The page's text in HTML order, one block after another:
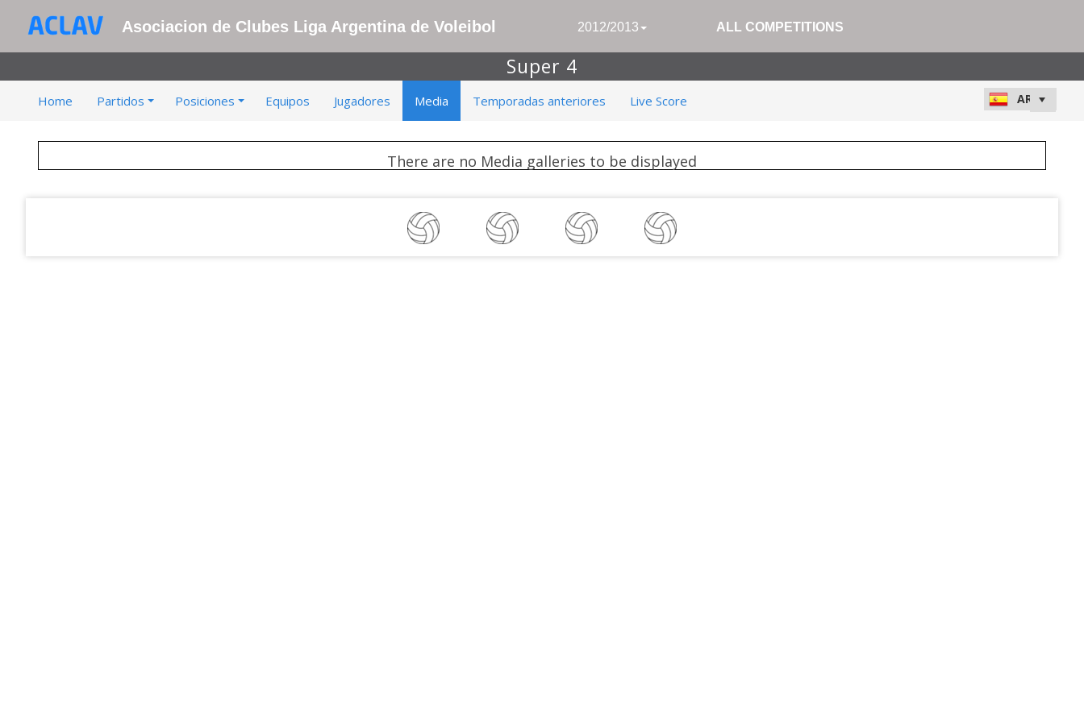
Asociacion de Clubes Liga Argentina de Voleibol 2012/2013 ALL COMPETITIONS
Super 4
Home Partidos Posiciones Equipos Jugadores Media Temporadas anteriores Live Score
There are no Media galleries to be displayed